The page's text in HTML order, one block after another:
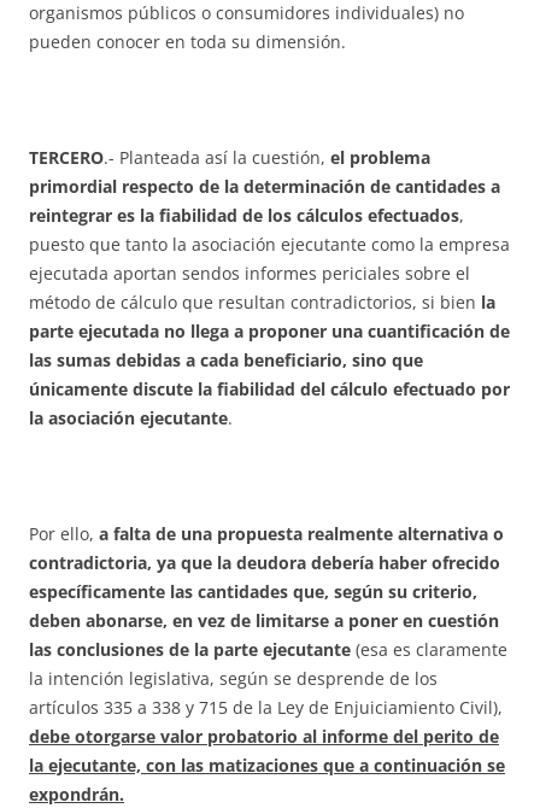
organismos públicos o consumidores individuales) no
pueden conocer en toda su dimensión.
TERCERO.- Planteada así la cuestión, el problema
primordial respecto de la determinación de cantidades a
reintegrar es la fiabilidad de los cálculos efectuados,
puesto que tanto la asociación ejecutante como la empresa
ejecutada aportan sendos informes periciales sobre el
método de cálculo que resultan contradictorios, si bien la
parte ejecutada no llega a proponer una cuantificación de
las sumas debidas a cada beneficiario, sino que
únicamente discute la fiabilidad del cálculo efectuado por
la asociación ejecutante.
Por ello, a falta de una propuesta realmente alternativa o
contradictoria, ya que la deudora debería haber ofrecido
específicamente las cantidades que, según su criterio,
deben abonarse, en vez de limitarse a poner en cuestión
las conclusiones de la parte ejecutante (esa es claramente
la intención legislativa, según se desprende de los
artículos 335 a 338 y 715 de la Ley de Enjuiciamiento Civil),
debe otorgarse valor probatorio al informe del perito de
la ejecutante, con las matizaciones que a continuación se
expondrán.